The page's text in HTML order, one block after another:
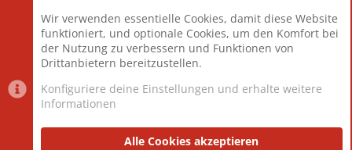
Mitglieder
12.425
Neuestes Mitglied
Toddster85
Datenschutzerklärung Impressum
Wir verwenden essentielle Cookies, damit diese Website
funktioniert, und optionale Cookies, um den Komfort bei
der Nutzung zu verbessern und Funktionen von
Drittanbietern bereitzustellen.
Konfiguriere deine Einstellungen und erhalte weitere
Informationen
Alle Cookies akzeptieren